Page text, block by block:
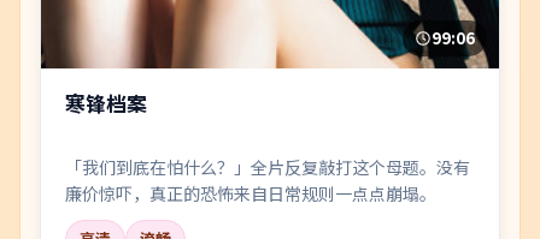
99:06
寒锋档案
「我们到底在怕什么？」全片反复敲打这个母题。没有
廉价惊吓，真正的恐怖来自日常规则一点点崩塌。